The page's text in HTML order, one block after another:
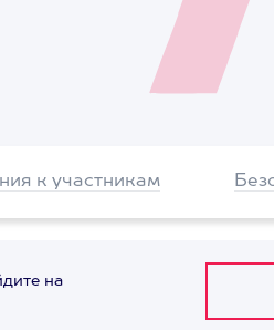
к участникам
на